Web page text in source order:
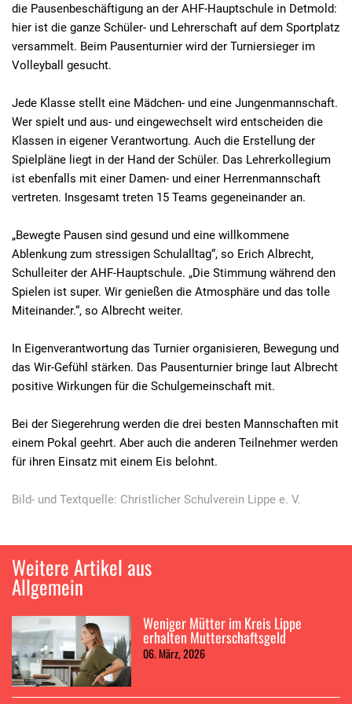
die Pausenbeschäftigung an der AHF-Hauptschule in Detmold:
hier ist die ganze Schüler- und Lehrerschaft auf dem Sportplatz
versammelt. Beim Pausenturnier wird der Turniersieger im
Volleyball gesucht.
Jede Klasse stellt eine Mädchen- und eine Jungenmannschaft.
Wer spielt und aus- und eingewechselt wird entscheiden die
Klassen in eigener Verantwortung. Auch die Erstellung der
Spielpläne liegt in der Hand der Schüler. Das Lehrerkollegium
ist ebenfalls mit einer Damen- und einer Herrenmannschaft
vertreten. Insgesamt treten 15 Teams gegeneinander an.
„Bewegte Pausen sind gesund und eine willkommene
Ablenkung zum stressigen Schulalltag“, so Erich Albrecht,
Schulleiter der AHF-Hauptschule. „Die Stimmung während den
Spielen ist super. Wir genießen die Atmosphäre und das tolle
Miteinander.“, so Albrecht weiter.
In Eigenverantwortung das Turnier organisieren, Bewegung und
das Wir-Gefühl stärken. Das Pausenturnier bringe laut Albrecht
positive Wirkungen für die Schulgemeinschaft mit.
Bei der Siegerehrung werden die drei besten Mannschaften mit
einem Pokal geehrt. Aber auch die anderen Teilnehmer werden
für ihren Einsatz mit einem Eis belohnt.
Bild- und Textquelle: Christlicher Schulverein Lippe e. V.
Weitere Artikel aus
Allgemein
Weniger Mütter im Kreis Lippe
erhalten Mutterschaftsgeld
06. März, 2026